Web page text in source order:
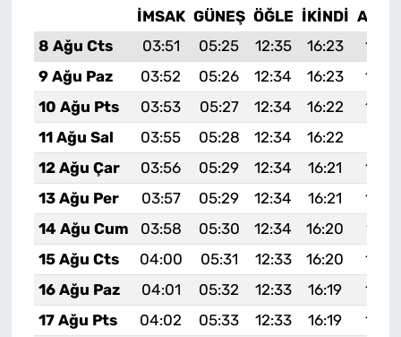
İMSAK GÜNEŞ ÖĞLE İKINDI
8 Ağu Cts
03:51 05:25 12:35 16:23
9 Ağu Paz
03:52 05:26 12:34 16:23
10 Ağu Pts
03:53 05:27 12:34 16:22
11 Ağu Sal
03:55 05:28 12:34 16:22
12 Ağu Çar
03:56 05:29 12:34 16:21
13 Ağu Per
03:57 05:29 12:34 16:21
14 Ağu Cum
03:58 05:30 12:34 16:20
19:27
15 Ağu Cts
04:00 05:31 12:33 16:20
16 Ağu Paz
04:01 05:32 12:33 16:19
17 Ağu Pts
04:02 05:33 12:33 16:19